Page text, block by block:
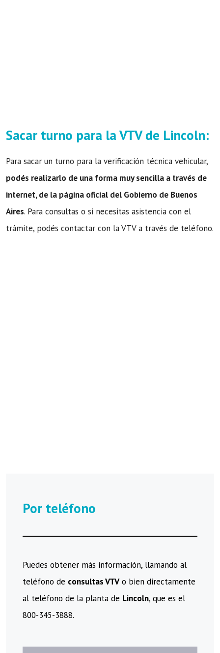
Sacar turno para la VTV de Lincoln:
Para sacar un turno para la verificación técnica vehicular,
podés realizarlo de una forma muy sencilla a través de
internet, de la página oficial del Gobierno de Buenos
Aires. Para consultas o si necesitas asistencia con el
trámite, podés contactar con la VTV a través de teléfono.
Por teléfono
Puedes obtener más información, llamando al
teléfono de consultas VTVo bien directamente
al teléfono de la planta de Lincoln, que es el
800-345-3888.